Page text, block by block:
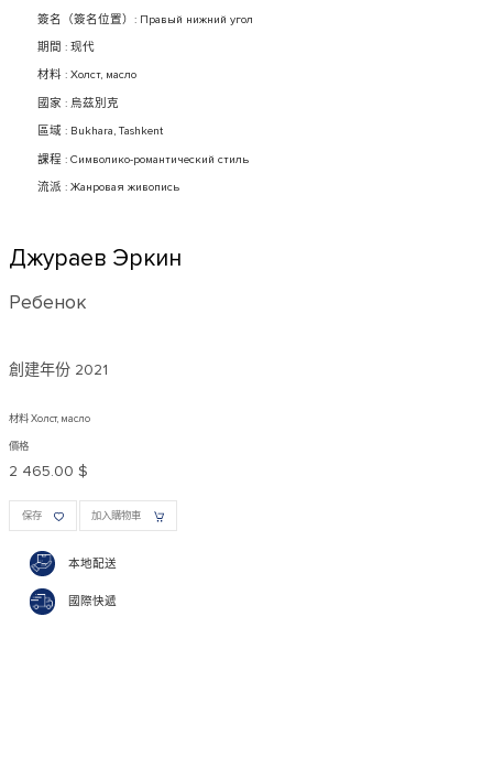
簽名（簽名位置）: Правый нижний угол
期間 : 现代
材料 : Холст, масло
國家 : 烏茲別克
區域 : Bukhara, Tashkent
課程 : Символико-романтический стиль
流派 : Жанровая живопись
Джураев Эркин
Ребенок
創建年份 2021
材料 Холст, масло
價格
2 465.00 $
保存 加入購物車
本地配送
國際快遞